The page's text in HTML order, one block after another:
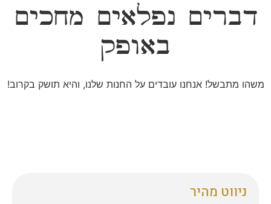
דברים נפלאים מחכים
באופק
משהו מתבשל! אנחנו עובדים על החנות שלנו, והיא תושק בקרוב!
ניווט מהיר